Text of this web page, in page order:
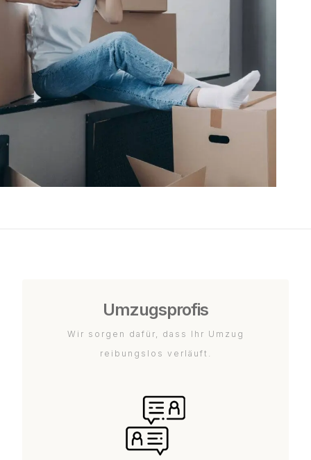
Umzugsprofis
Wir sorgen dafür, dass Ihr Umzug
reibungslos verläuft.